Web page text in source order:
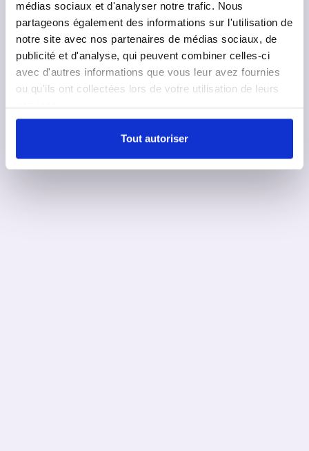
médias sociaux et d'analyser notre trafic. Nous
partageons également des informations sur l'utilisation de
notre site avec nos partenaires de médias sociaux, de
publicité et d'analyse, qui peuvent combiner celles-ci
avec d'autres informations que vous leur avez fournies
ou qu'ils ont collectées lors de votre utilisation de leurs
services.
Tout autoriser